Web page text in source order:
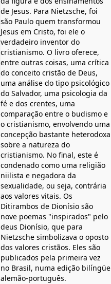
de Jesus. Para Nietzsche, foi
são Paulo quem transformou
Jesus em Cristo, foi ele o
verdadeiro inventor do
cristianismo. O livro oferece,
entre outras coisas, uma crítica
do conceito cristão de Deus,
uma análise do tipo psicológico
do Salvador, uma psicologia da
fé e dos crentes, uma
comparação entre o budismo e
o cristianismo, envolvendo uma
concepção bastante heterodoxa
sobre a natureza do
cristianismo. No final, este é
condenado como uma religião
niilista e negadora da
sexualidade, ou seja, contrária
aos valores vitais. Os
Ditirambos de Dionísio são
nove poemas "inspirados" pelo
deus Dionísio, que para
Nietzsche simbolizava o oposto
dos valores cristãos. Eles são
publicados pela primeira vez
no Brasil, numa edição bilíngüe
alemão-português.